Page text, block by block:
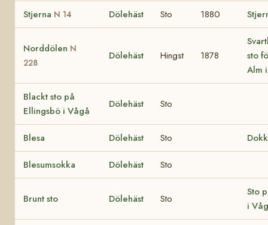
Stjerna N 14 Dölehäst Sto 1880
Norddölen N
228
Dölehäst Hingst 1878
sto
Alm
Blackt sto på
Ellingsbö i Vågå
Dölehäst Sto
Blesa Dölehäst Sto
Blesumsokka Dölehäst Sto
Brunt sto Dölehäst Sto
Sto
i